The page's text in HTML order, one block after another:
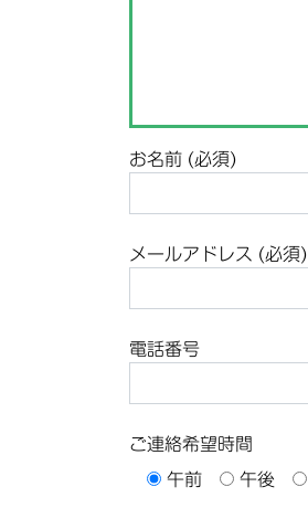
お名前 (必須)
メールアドレス (必須)
電話番号
ご連絡希望時間
午前
午後